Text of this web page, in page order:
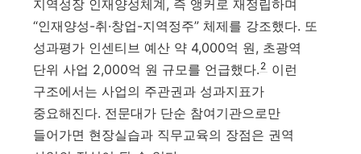
지역성장 인재양성체계, 즉 앵커로 재정립하며
“인재양성-취·창업-지역정주” 체제를 강조했다. 또
성과평가 인센티브 예산 약 4,000억 원, 초광역
단위 사업 2,000억 원 규모를 언급했다.2이런
구조에서는 사업의 주관권과 성과지표가
중요해진다. 전문대가 단순 참여기관으로만
들어가면 현장실습과 직무교육의 장점은 권역